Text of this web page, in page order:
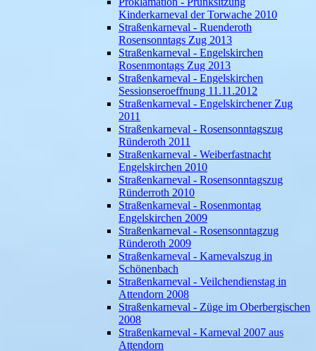
Kinderkarneval der Torwache 2010
Straßenkarneval - Ruenderoth
Rosensonntags Zug 2013
Straßenkarneval - Engelskirchen
Rosenmontags Zug 2013
Straßenkarneval - Engelskirchen
Sessionseroeffnung 11.11.2012
Straßenkarneval - Engelskirchener Zug
2011
Straßenkarneval - Rosensonntagszug
Ründeroth 2011
Straßenkarneval - Weiberfastnacht
Engelskirchen 2010
Straßenkarneval - Rosensonntagszug
Ründerroth 2010
Straßenkarneval - Rosenmontag
Engelskirchen 2009
Straßenkarneval - Rosensonntagzug
Ründeroth 2009
Straßenkarneval - Karnevalszug in
Schönenbach
Straßenkarneval - Veilchendienstag in
Attendorn 2008
Straßenkarneval - Züge im Oberbergischen
2008
Straßenkarneval - Karneval 2007 aus
Attendorn